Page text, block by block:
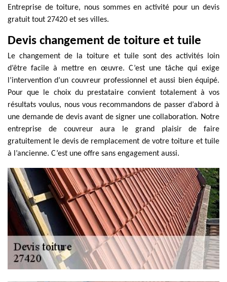
Entreprise de toiture, nous sommes en activité pour un devis
gratuit tout 27420 et ses villes.
Devis changement de toiture et tuile
Le changement de la toiture et tuile sont des activités loin
d’être facile à mettre en œuvre. C’est une tâche qui exige
l’intervention d’un couvreur professionnel et aussi bien équipé.
Pour que le choix du prestataire convient totalement à vos
résultats voulus, nous vous recommandons de passer d’abord à
une demande de devis avant de signer une collaboration. Notre
entreprise de couvreur aura le grand plaisir de faire
gratuitement le devis de remplacement de votre toiture et tuile
à l’ancienne. C’est une offre sans engagement aussi.